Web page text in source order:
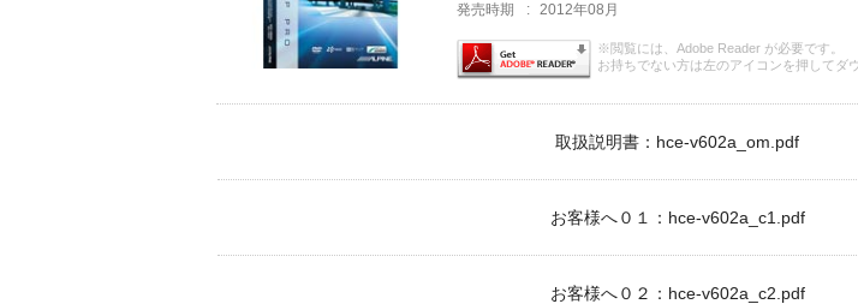
発売時期
: 2012年08月
※閲覧には、Adobe Reader が必要です。
お持ちでない方は左のアイコンを押してダ
取扱説明書：hce-v602a_om.pdf
お客様へ０１：hce-v602a_c1.pdf
お客様へ０２：hce-v602a_c2.pdf